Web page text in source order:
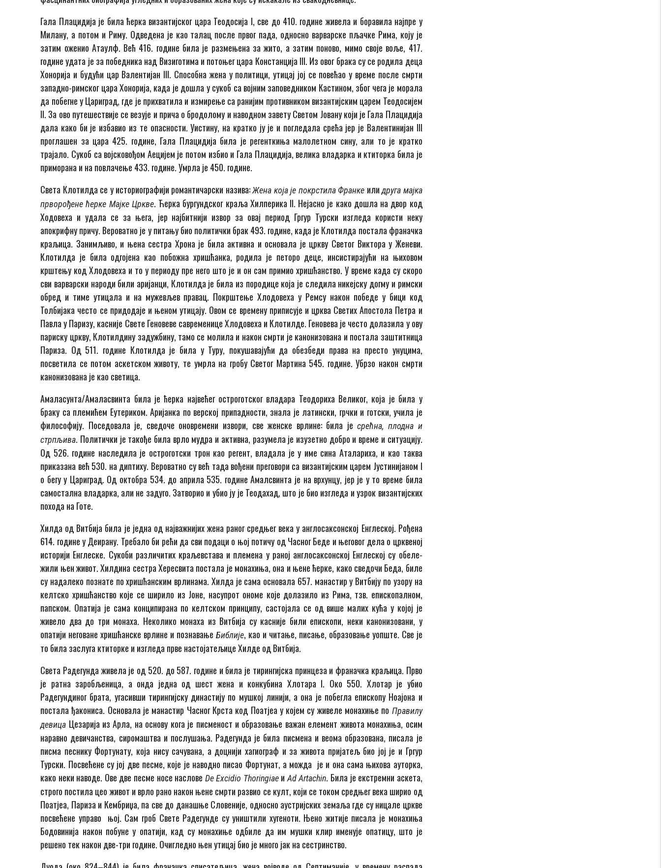
Гала Плацидија је била ћерка византијског цара Теодосија I, све до 410. године живела и боравила најпре у
Милану, а потом и Риму. Одведена је као талац после првог пада, односно варварске пљачке Рима, коју је
затим оженио Атаулф. Већ 416. године била је размењена за жито, а затим поново, мимо своје воље, 417.
године удата је за победника над Визиготима и потоњег цара Констанција III. Из овог брака су се родила деца
Хонорија и будући цар Валентијан III. Способна жена у политици, утицај јој се повећао у време после смрти
западно-римског цара Хонорија, када је дошла у сукоб са војним заповедником Кастином, због чега је морала
да побегне у Цариград, где је прихватила и измирење са ранијим противником византијским царем Теодосијем
II. За ово путешествије се везује и прича о бродолому и наводном завету Светом Јовану који је Гала Плацидија
дала како би је избавио из те опасности. Уистину, на кратко ју је и погледала срећа јер је Валентинијан III
проглашен за цара 425. године, Гала Плацидија била је регенткиња малолетном сину, али то је кратко
трајало. Сукоб са војсковођом Аецијем је потом избио и Гала Плацидија, велика владарка и ктиторка била је
приморана и на повлачење 433. године. Умрла је 450. године.
Света Клотилда се у историографији романтичарски назива:Жена која је покрстила Франке или друга мајка
прворођене ћерке Мајке Цркве. Ћерка бургундског краља Хилперика II. Нејасно је како дошла на двор код
Ходовеха и удала се за њега, јер најбитнији извор за овај период Гргур Турски изгледа користи неку
апокрифну причу. Вероватно је у питању био политички брак 493. године, када је Клотилда постала франачка
краљица. Занимљиво, и њена сестра Хрона је била активна и основала је цркву Светог Виктора у Женеви.
Клотилда је била одгојена као побожна хришћанка, родила је петоро деце, инсистирајући на њиховом
крштењу код Хлодовеха и то у периоду пре него што је и он сам примио хришћанство. У време када су скоро
сви варварски народи били аријанци, Клотилда је била из породице која је следила никејску догму и римски
обред и тиме утицала и на мужевљев правац. Покрштење Хлодовеха у Ремсу након победе у бици код
Толбијака често се придодаје и њеном утицају. Овом се времену приписује и црква Светих Апостола Петра и
Павла у Паризу, касније Свете Геновеве савременице Хлодовеха и Клотилде. Геновева је често долазила у ову
париску цркву, Клотилдину задужбину, тамо се молила и након смрти је канонизована и постала заштитница
Париза. Од 511. године Клотилда је била у Туру, покушавајући да обезбеди права на престо унуцима,
посветила се потом аскетском животу, те умрла на гробу Светог Мартина 545. године. Убрзо након смрти
канонизована је као светица.
Амаласунта/Амаласвинта била је ћерка највећег остроготског владара Теодориха Великог, која је била у
браку са племићем Еутериком. Аријанка по верској припадности, знала је латински, грчки и готски, учила је
философију. Поседовала је, сведоче оновремени извори, све женске врлине: била јесрећна, плодна и
стрпљива. Политички је такође била врло мудра и активна, разумела је изузетно добро и време и ситуацију.
Од 526. године наследила је остроготски трон као регент, владала је у име сина Аталариха, и као таква
приказана већ 530. на диптиху. Вероватно су већ тада вођени преговори са византијским царем Јустинијаном I
о бегу у Цариград. Од октобра 534. до априла 535. године Амалсвинта је на врхунцу, јер је у то време била
самостална владарка, али не задуго. Затворио и убио ју је Теодахад, што је био изгледа и узрок византијских
похода на Готе.
Хилда од Витбија била је једна од најважнијих жена раног средњег века у англосаксонској Енглеској. Рођена
614. године у Деирану. Требало би рећи да сви подаци о њој потичу од Часног Беде и његовог дела о црквеној
историји Енглеске. Сукоби различитих краљевстава и племена у раној англосаксонској Енглеској су обеле-
жили њен живот. Хилдина сестра Хересвита постала је монахиња, она и њене ћерке, како сведочи Беда, биле
су надалеко познате по хришћанским врлинама. Хилда је сама основала 657. манастир у Витбију по узору на
келтско хришћанство које се ширило из Јоне, насупрот ономе које долазило из Рима, тзв. епископалном,
папском. Опатија је сама конципирана по келтском принципу, састојала се од више малих кућа у којој је
живело два до три монаха. Неколико монаха из Витбија су касније били епископи, неки канонизовани, у
опатији неговане хришћанске врлине и познавање Библије, као и читање, писање, образовање уопште. Све је
то била заслуга ктиторке и изгледа прве настојатељице Хилде од Витбија.
Света Радегунда живела је од 520. до 587. године и била је тирингијска принцеза и франачка краљица. Прво
је ратна заробљеница, а онда једна од шест жена и конкубина Хлотара I. Око 550. Хлотар је убио
Радегундиног брата, угасивши тирингијску династију по мушкој линији, а она је побегла епископу Ноајона и
постала ђакониcа. Основала је манастир Часног Крста код Поатјеа у којем су живеле монахиње по Правилу
девица Цезарија из Арла, на основу кога је писменост и образовање важан елемент живота монахиња, осим
наравно девичанства, сиромаштва и послушања. Радегунда је била писмена и веома образована, писала је
писма песнику Фортунату, која нису сачувана, а доцнији хагиограф и за живота пријатељ био јој је и Гргур
Турски. Посвећене су јој две песме, које је наводно писао Фортунат, а можда је и она сама њихова ауторка,
како неки наводе. Ове две песме носе наслове De Excidio Thoringiaeи Ad Artachin. Била је екстремни аскета,
строго постила цео живот и врло рано након њене смрти развио се култ, који се током средњег века ширио од
Поатјеа, Париза и Кембриџа, па све до данашње Словеније, односно аустријских земаља где су ницале цркве
посвећене управо њој. Сам гроб Свете Радегунде су уништили хугеноти. Њено житије писала је монахиња
Бодовинија након побуне у опатији, кад су монахиње одбиле да им мушки клир именује опатицу, што је
решено тек након две-три године. Очигледно њен утицај био је много јак на сестринство.